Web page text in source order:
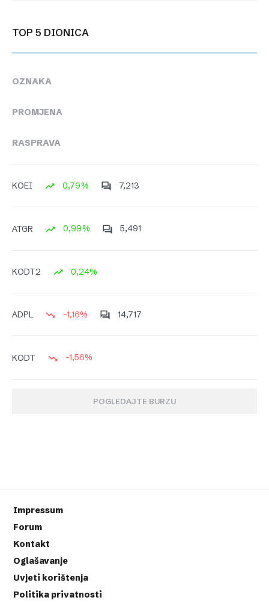
TOP 5 DIONICA
OZNAKA
PROMJENA
RASPRAVA
KOEI 0,79% 7,213
ATGR 0,99% 5,491
KODT2 0,24%
ADPL -1,16% 14,717
KODT -1,56%
POGLEDAJTE BURZU
Impressum
Forum
Kontakt
Oglašavanje
Uvjeti korištenja
Politika privatnosti